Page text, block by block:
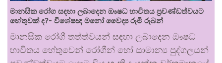
මානසික රෝග සඳහා ලබාදෙන ඖෂධ භාවිතය ප්‍රචණ්ඩත්වයට
හේතුවක් ද?- විශේෂඥ මනෝ වෛද්‍ය රූමි රූබන්
මානසික රෝගී තත්ත්වයන් සඳහා ලබාදෙන ඖෂධ
භාවිතය හේතුවෙන් රෝගීන් හෝ සාමාන්‍ය පුද්ගලයන්